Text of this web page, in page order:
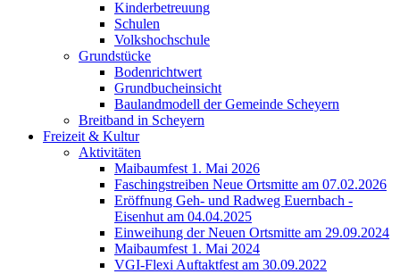
Kinderbetreuung
Schulen
Volkshochschule
Grundstücke
Bodenrichtwert
Grundbucheinsicht
Baulandmodell der Gemeinde Scheyern
Breitband in Scheyern
Freizeit & Kultur
Aktivitäten
Maibaumfest 1. Mai 2026
Faschingstreiben Neue Ortsmitte am 07.02.2026
Eröffnung Geh- und Radweg Euernbach -
Eisenhut am 04.04.2025
Einweihung der Neuen Ortsmitte am 29.09.2024
Maibaumfest 1. Mai 2024
VGI-Flexi Auftaktfest am 30.09.2022